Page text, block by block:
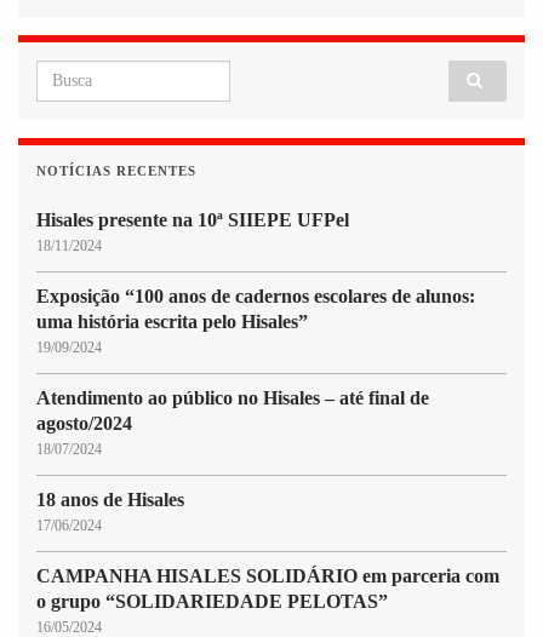
NOTÍCIAS RECENTES
Hisales presente na 10ª SIIEPE UFPel
18/11/2024
Exposição “100 anos de cadernos escolares de alunos:
uma história escrita pelo Hisales”
19/09/2024
Atendimento ao público no Hisales – até final de
agosto/2024
18/07/2024
18 anos de Hisales
17/06/2024
CAMPANHA HISALES SOLIDÁRIO em parceria com
o grupo “SOLIDARIEDADE PELOTAS”
16/05/2024